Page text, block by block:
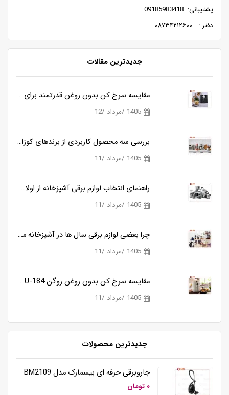
پشتیبانی: 09185983418
دفتر : ۰۸۷۳۴۲۱۲۶۰۰
جدیدترین مقالات
مقایسه سرخ کن بدون روغن قدرتمند برای آشپزی سالم تر
1405 /مرداد /12
بررسی سه محصول کاربردی از برندهای کوزانو، روگن و ناسا
1405 /مرداد /11
راهنمای انتخاب لوازم برقی آشپزخانه از اولان کالا
1405 /مرداد /11
چرا بعضی لوازم برقی سال ها در آشپزخانه می مانند و بعضی دیگر خیلی زود کنار گذاشته می شوند؟
1405 /مرداد /11
مقایسه سرخ کن بدون روغن روگن RU-184 و کوزانو KF818
1405 /مرداد /11
جدیدترین محصولات
جاروبرقی حرفه ای بیسمارک مدل BM2109
۰ تومان